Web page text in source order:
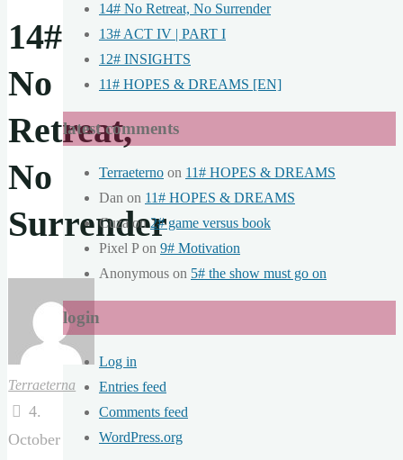
14#
No
Retreat,
No
Surrender
Terraeterna
4.
October
14# No Retreat, No Surrender
13# ACT IV | PART I
12# INSIGHTS
11# HOPES & DREAMS [EN]
latest comments
Terraeterno on 11# HOPES & DREAMS
Dan on 11# HOPES & DREAMS
Cuza on2# game versus book
Pixel Pon 9# Motivation
Anonymous on 5# the show must go on
login
Log in
Entries feed
Comments feed
WordPress.org